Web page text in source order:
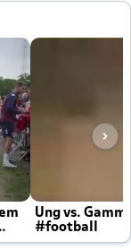
Ung vs.
#football